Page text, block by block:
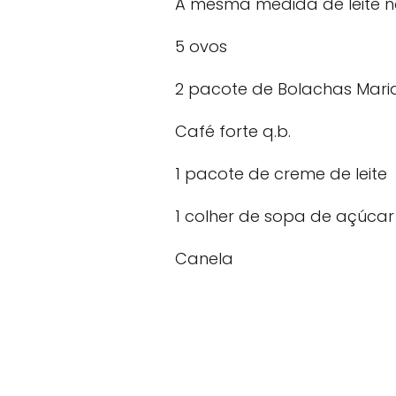
5 ovos
2 pacote de Bolachas
Café forte q.b.
1 pacote de creme de leite
1 colher de sopa de açúcar
Canela